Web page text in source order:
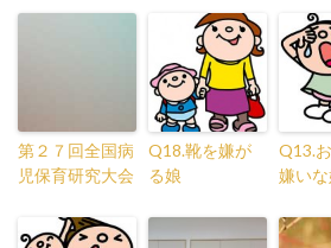
第２７回全国病
児保育研究大会
Q18.靴を嫌が
る娘
Q13.
嫌い